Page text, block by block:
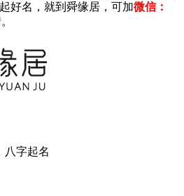
好名，就到舜缘居，可加微信：
八字起名